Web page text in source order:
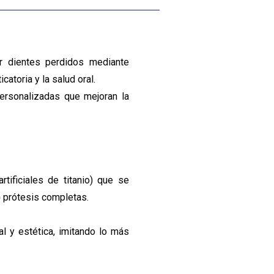
dientes perdidos mediante
y la salud oral.
que mejoran la
de titanio) que se
prótesis completas.
y estética, imitando lo más